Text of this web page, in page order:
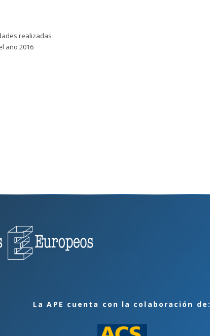
realizadas
año 2016
La APE cuenta con la colaboración de: